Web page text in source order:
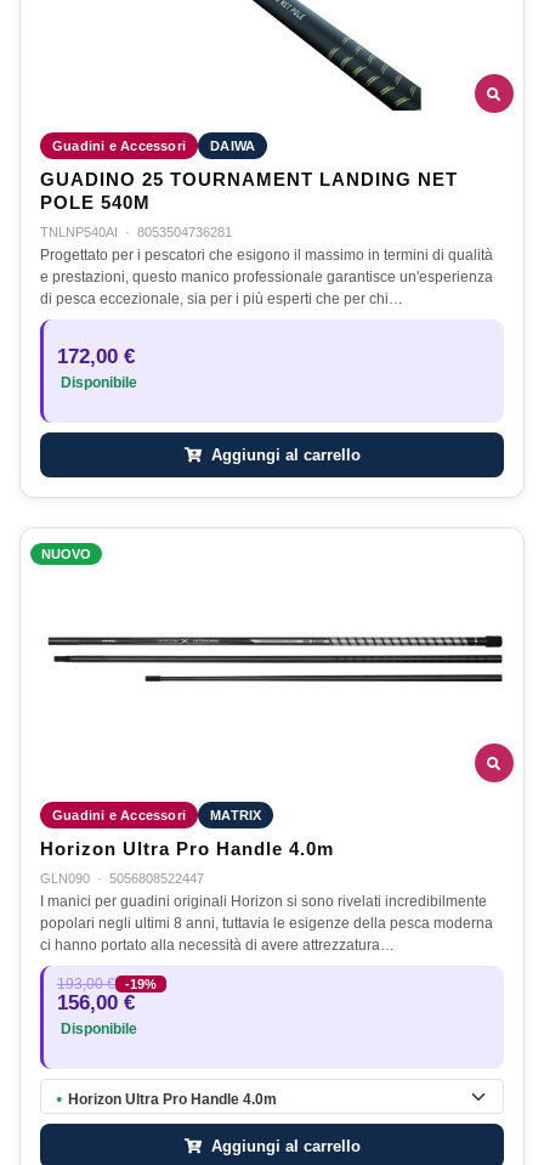
Guadini e Accessori DAIWA
GUADINO 25 TOURNAMENT LANDING NET
POLE 540M
TNLNP540AI · 8053504736281
Progettato per i pescatori che esigono il massimo in termini di qualità
e prestazioni, questo manico professionale garantisce un'esperienza
di pesca eccezionale, sia per i più esperti che per chi…
172,00 €
Disponibile
Aggiungi al carrello
NUOVO
Guadini e Accessori MATRIX
Horizon Ultra Pro Handle 4.0m
GLN090 · 5056808522447
I manici per guadini originali Horizon si sono rivelati incredibilmente
popolari negli ultimi 8 anni, tuttavia le esigenze della pesca moderna
ci hanno portato alla necessità di avere attrezzatura…
193,00 € -19%
156,00 €
Disponibile
● Horizon Ultra Pro Handle 4.0m
Aggiungi al carrello